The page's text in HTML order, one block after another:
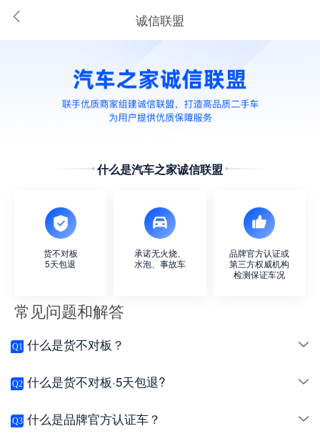
诚信联盟
什么是汽车之家诚信联盟
货不对板
5天包退
承诺无火烧、
水泡、事故车
品牌官方认证或
第三方权威机构
检测保证车况
常见问题和解答
Q1 什么是货不对板？
Q2 什么是货不对板·5天包退?
Q3 什么是品牌官方认证车？